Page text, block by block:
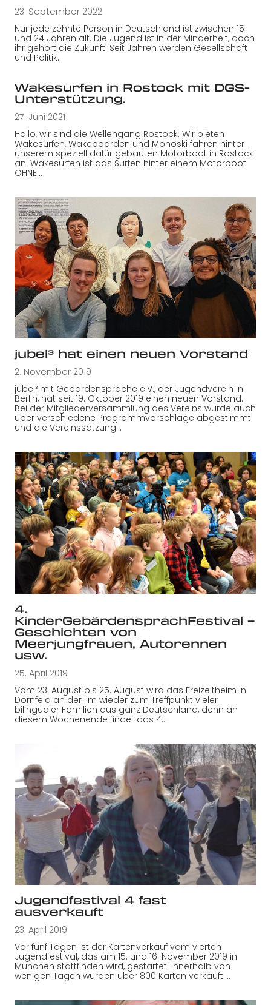
23. September 2022
Nur jede zehnte Person in Deutschland ist zwischen 15
und 24 Jahren alt. Die Jugend ist in der Minderheit, doch
ihr gehört die Zukunft. Seit Jahren werden Gesellschaft
und Politik…
Wakesurfen in Rostock mit DGS-
Unterstützung.
27. Juni 2021
Hallo, wir sind die Wellengang Rostock. Wir bieten
Wakesurfen, Wakeboarden und Monoski fahren hinter
unserem speziell dafür gebauten Motorboot in Rostock
an. Wakesurfen ist das Surfen hinter einem Motorboot
OHNE…
jubel³ hat einen neuen Vorstand
2. November 2019
jubel³ mit Gebärdensprache e.V., der Jugendverein in
Berlin, hat seit 19. Oktober 2019 einen neuen Vorstand.
Bei der Mitgliederversammlung des Vereins wurde auch
über verschiedene Programmvorschläge abgestimmt
und die Vereinssatzung…
4.
KinderGebärdensprachFestival –
Geschichten von
Meerjungfrauen, Autorennen
usw.
25. April 2019
Vom 23. August bis 25. August wird das Freizeitheim in
Dörnfeld an der Ilm wieder zum Treffpunkt vieler
bilingualer Familien aus ganz Deutschland, denn an
diesem Wochenende findet das 4.…
Jugendfestival 4 fast
ausverkauft
23. April 2019
Vor fünf Tagen ist der Kartenverkauf vom vierten
Jugendfestival, das am 15. und 16. November 2019 in
München stattfinden wird, gestartet. Innerhalb von
wenigen Tagen wurden über 800 Karten verkauft.…